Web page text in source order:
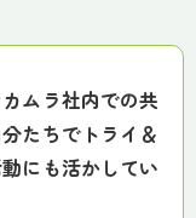
ムラ社内での共
たちでトライ＆
にも活かしてい